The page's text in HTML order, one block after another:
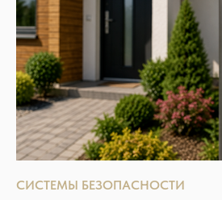
СИСТЕМЫ БЕЗОПАСНОСТИ